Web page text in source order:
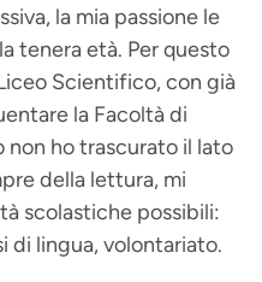
la mia passione le
tenera età. Per questo
Scientifico, con già
la Facoltà di
non ho trascurato il lato
della lettura, mi
scolastiche possibili:
di lingua, volontariato.